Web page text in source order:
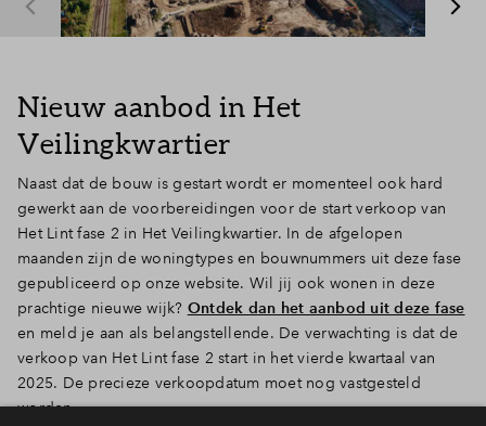
Inloggen
Nieuw aanbod in Het
Veilingkwartier
Naast dat de bouw is gestart wordt er momenteel ook hard
gewerkt aan de voorbereidingen voor de start verkoop van
Het Lint fase 2 in Het Veilingkwartier. In de afgelopen
maanden zijn de woningtypes en bouwnummers uit deze fase
gepubliceerd op onze website. Wil jij ook wonen in deze
prachtige nieuwe wijk? Ontdek dan het aanbod uit deze fase
en meld je aan als belangstellende. De verwachting is dat de
verkoop van Het Lint fase 2 start in het vierde kwartaal van
2025. De precieze verkoopdatum moet nog vastgesteld
worden.